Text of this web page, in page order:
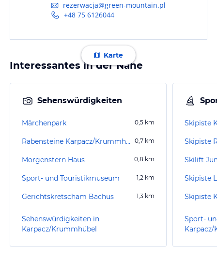
rezerwacja@green-mountain.pl
+48 75 6126044
Karte
Interessantes in der Nähe
Sehenswürdigkeiten
Märchenpark 0,5 km
Rabensteine Karpacz/Krummhübel 0,7 km
Morgenstern Haus 0,8 km
Sport- und Touristikmuseum 1,2 km
Gerichtskretscham Bachus 1,3 km
Sehenswürdigkeiten in
Karpacz/Krummhübel
Skipiste
Skipiste
Skilift
Skipiste
Skipiste
Sport-